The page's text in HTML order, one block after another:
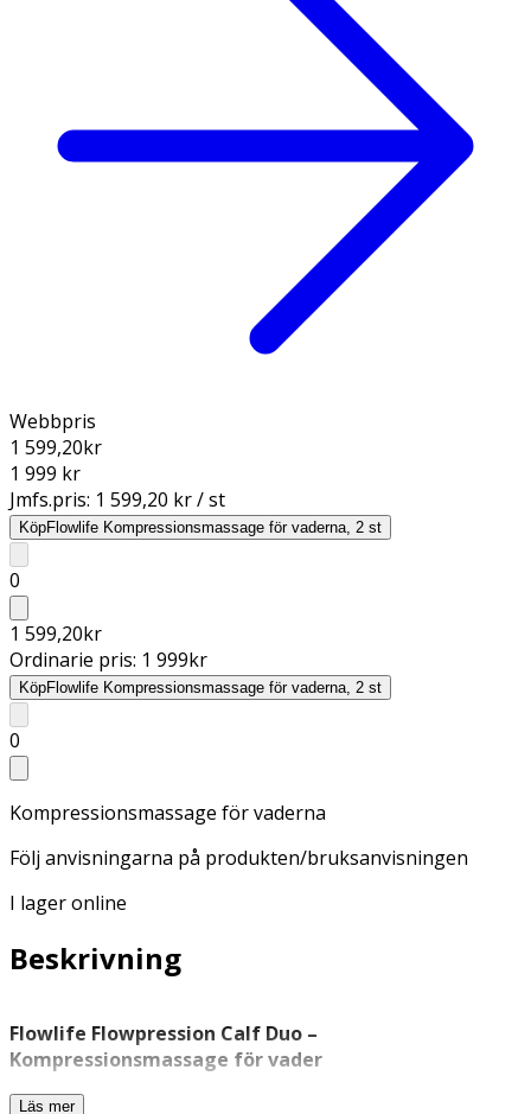
Webbpris
1 599,20kr
1 999 kr
Jmfs.pris: 1 599,20 kr / st
KöpFlowlife Kompressionsmassage för vaderna, 2 st
0
1 599,20kr
Ordinarie pris: 1 999kr
KöpFlowlife Kompressionsmassage för vaderna, 2 st
0
Kompressionsmassage för vaderna
Följ anvisningarna på produkten/bruksanvisningen
I lager online
Beskrivning
Flowlife Flowpression Calf Duo –
Kompressionsmassage för vader
Flowpression Calf Duo är ett komplett set med två
Läs mer